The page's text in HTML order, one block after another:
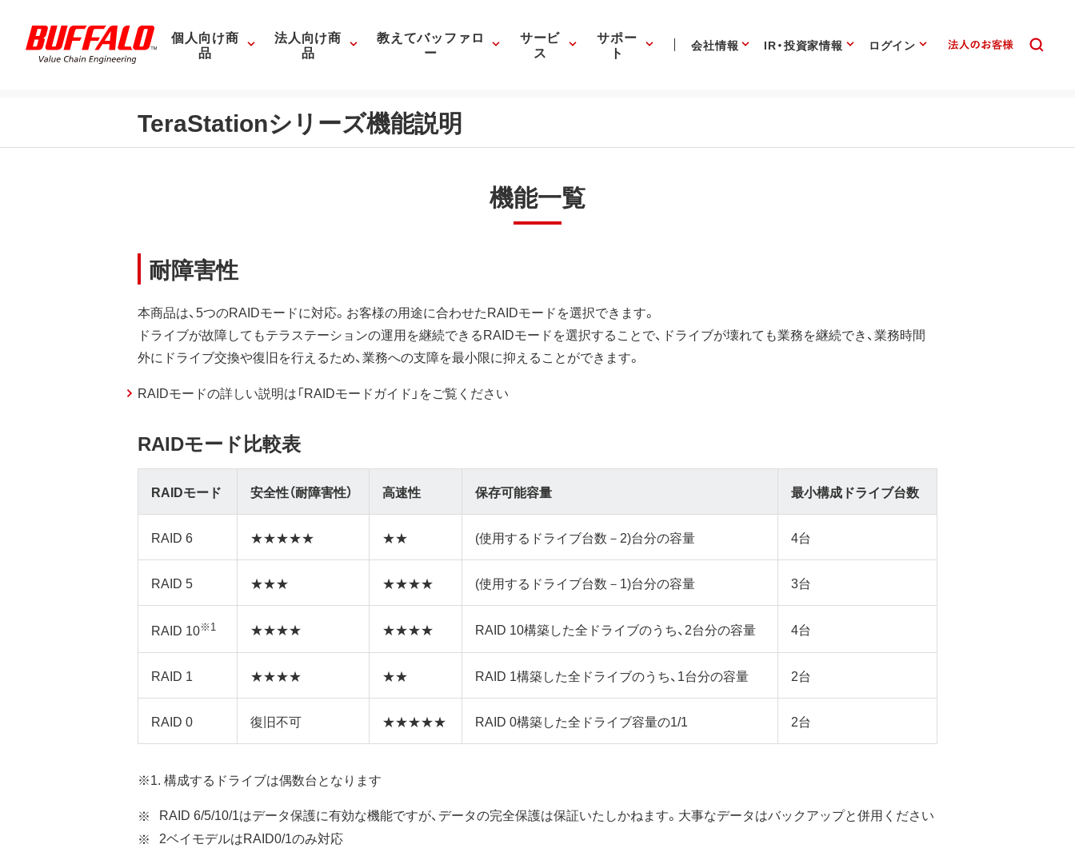
個人向け商
品
法人向け商
品
教えてバッファロ
ー
サービ
ス
サポー
ト 会社情報 IR・投資家情報 ログイン
TeraStationシリーズ機能説明
機能一覧
耐障害性
本商品は、5つのRAIDモードに対応。お客様の用途に合わせたRAIDモードを選択できます。
ドライブが故障してもテラステーションの運用を継続できるRAIDモードを選択することで、ドライブが壊れても業務を継続でき、業務時間
外にドライブ交換や復旧を行えるため、業務への支障を最小限に抑えることができます。
RAIDモードの詳しい説明は「RAIDモードガイド」をご覧ください
RAIDモード比較表
RAIDモード 安全性（耐障害性） 高速性 保存可能容量 最小構成ドライブ台数
RAID 6 ★★★★★ ★★ (使用するドライブ台数－2)台分の容量 4台
RAID 5 ★★★ ★★★★ (使用するドライブ台数－1)台分の容量 3台
RAID 10※1 ★★★★ ★★★★ RAID 10構築した全ドライブのうち、2台分の容量 4台
RAID 1 ★★★★ ★★ RAID 1構築した全ドライブのうち、1台分の容量 2台
RAID 0 復旧不可 ★★★★★ RAID 0構築した全ドライブ容量の1/1 2台
※1. 構成するドライブは偶数台となります
RAID 6/5/10/1はデータ保護に有効な機能ですが、データの完全保護は保証いたしかねます。大事なデータはバックアップと併用ください
2ベイモデルはRAID0/1のみ対応